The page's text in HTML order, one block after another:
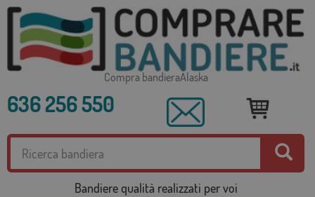
Compra bandieraAlaska
636 256 550
Bandiere qualità realizzati per voi